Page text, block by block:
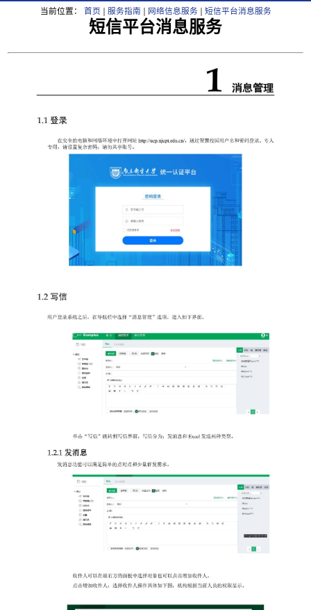
当前位置： 首页 服务指南 网络信息服务 短信平台消息服务
短信平台消息服务